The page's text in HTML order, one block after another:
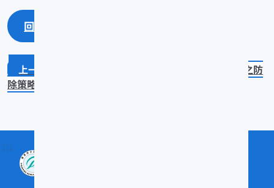
回上一頁
由水消毒及洗卵之健康管理建立石斑魚病毒之防
除策略
:::